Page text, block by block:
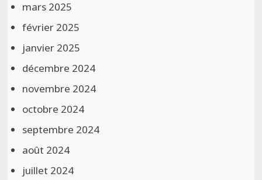
mars 2025
février 2025
janvier 2025
décembre 2024
novembre 2024
octobre 2024
septembre 2024
août 2024
juillet 2024